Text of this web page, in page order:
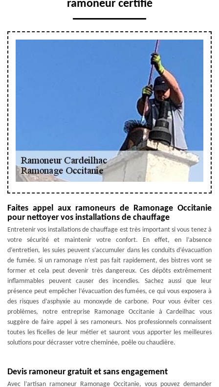
ramoneur certifié
Faites appel aux ramoneurs de Ramonage Occitanie
pour nettoyer vos installations de chauffage
Entretenir vos installations de chauffage est très important si vous tenez à
votre sécurité et maintenir votre confort. En effet, en l’absence
d’entretien, les suies peuvent s’accumuler dans les conduits d’évacuation
de fumée. Si un ramonage n’est pas fait rapidement, des bistres vont se
former et cela peut devenir très dangereux. Ces dépôts extrêmement
inflammables peuvent causer des incendies. Sachez aussi que leur
présence peut empêcher l’évacuation des fumées, ce qui vous exposera à
des risques d’asphyxie au monoxyde de carbone. Pour vous éviter ces
problèmes, notre entreprise Ramonage Occitanie à Cardeilhac vous
suggère de faire appel à ses ramoneurs. Nos professionnels connaissent
toutes les ficelles de leur métier et sauront vous apporter les meilleures
solutions pour décrasser votre cheminée, poêle ou chaudière.
Devis ramoneur gratuit et sans engagement
Avec l’artisan ramoneur Ramonage Occitanie, vous pouvez demander